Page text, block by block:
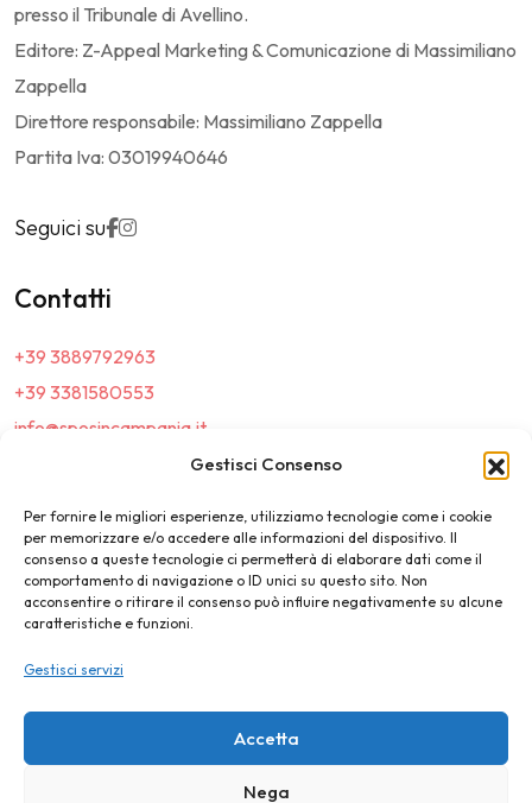
Gestisci Consenso
Per fornire le migliori esperienze, utilizziamo tecnologie come i cookie
per memorizzare e/o accedere alle informazioni del dispositivo. Il
consenso a queste tecnologie ci permetterà di elaborare dati come il
comportamento di navigazione o ID unici su questo sito. Non
acconsentire o ritirare il consenso può influire negativamente su alcune
caratteristiche e funzioni.
Gestisci servizi
Accetta
Nega
presso il Tribunale di Avellino.
Editore: Z-Appeal Marketing & Comunicazione di Massimiliano
Zappella
Direttore responsabile: Massimiliano Zappella
Partita Iva: 03019940646
Seguici su
Contatti
+39 3889792963
+39 3381580553
info@sposincampania.it
sposincampania@pec.it
Link
Top100
News e Tendenze
Destination Wedding